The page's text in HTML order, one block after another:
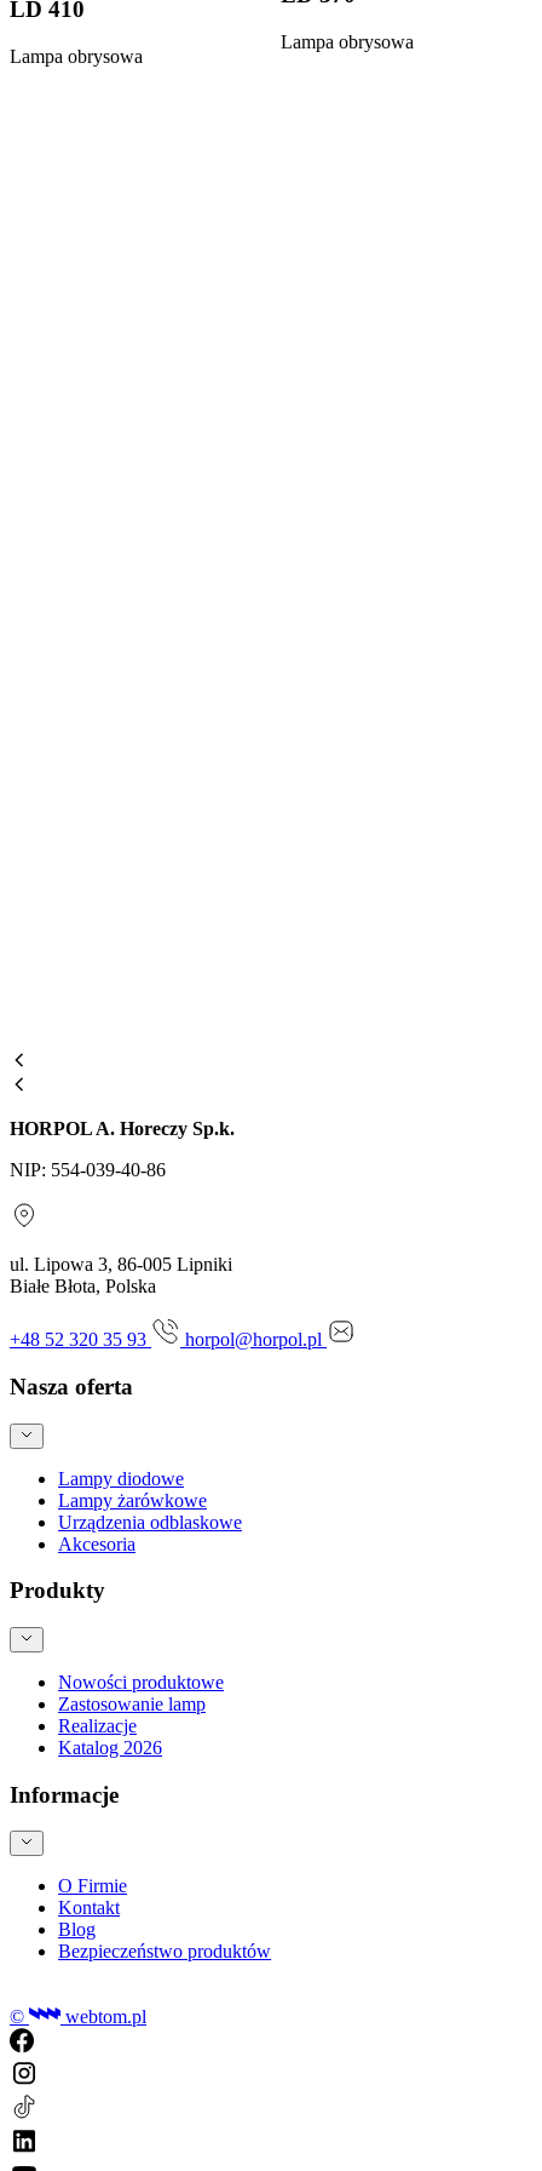
LD 410
Lampa obrysowa
Lampa obrysowa
HORPOL A. Horeczy Sp.k.
NIP: 554-039-40-86
ul. Lipowa 3, 86-005 Lipniki
Białe Błota, Polska
+48 52 320 35 93 horpol@horpol.pl
Nasza oferta
Lampy diodowe
Lampy żarówkowe
Urządzenia odblaskowe
Akcesoria
Produkty
Nowości produktowe
Zastosowanie lamp
Realizacje
Katalog 2026
Informacje
O Firmie
Kontakt
Blog
Bezpieczeństwo produktów
© webtom.pl